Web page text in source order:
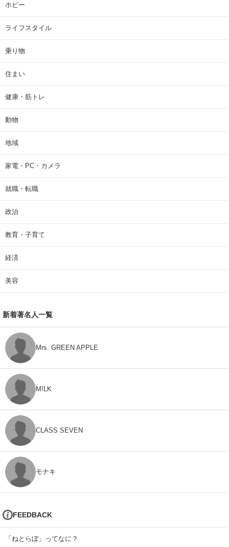
ホビー
ライフスタイル
乗り物
住まい
健康・筋トレ
動物
地域
家電・PC・カメラ
就職・転職
政治
教育・子育て
経済
美容
新着著名人一覧
Mrs. GREEN APPLE
M!LK
CLASS SEVEN
モナキ
FEEDBACK
「ねとらぼ」ってなに？